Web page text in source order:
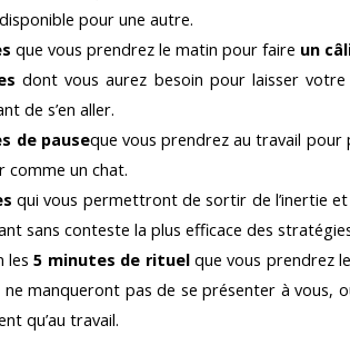
pour une autre.
que vous prendrez le matin pour faire un
dont vous aurez besoin pour laisser votre
de s’en aller.
de pauseque vous prendrez au travail pour
comme un chat.
qui vous permettront de sortir de l’inertie
sans conteste la plus efficace des
les 5 minutes de rituelque vous prendrez
ne manqueront pas de se présenter à
qu’au travail.